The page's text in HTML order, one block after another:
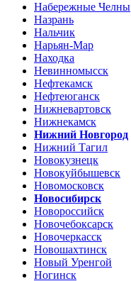
Набережные Челны
Назрань
Нальчик
Нарьян-Мар
Находка
Невинномысск
Нефтекамск
Нефтеюганск
Нижневартовск
Нижнекамск
Нижний Новгород
Нижний Тагил
Новокузнецк
Новокуйбышевск
Новомосковск
Новосибирск
Новороссийск
Новочебоксарск
Новочеркасск
Новошахтинск
Новый Уренгой
Ногинск